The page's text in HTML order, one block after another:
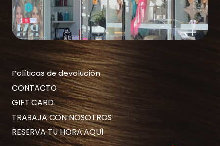
Políticas de devolución
CONTACTO
GIFT CARD
TRABAJA CON NOSOTROS
RESERVA TU HORA AQUÍ